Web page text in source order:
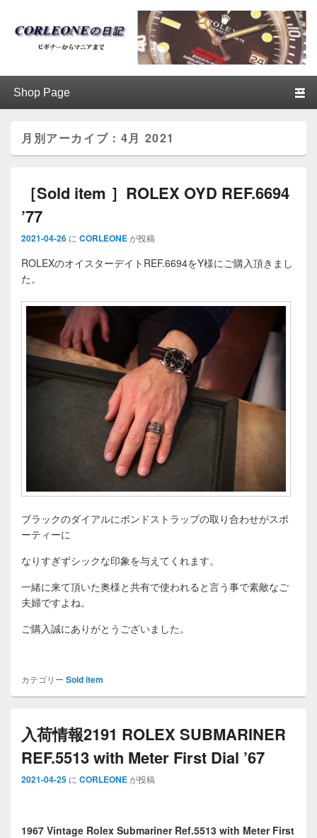
ブログ / アンティークロレックス
│CORLEONE
月別アーカイブ： 4月 2021
［Sold item ］ROLEX OYD REF.6694
’77
2021-04-26 に CORLEONEが投稿
ROLEXのオイスターデイトREF.6694をY様にご購入頂きまし
た。
ブラックのダイアルにボンドストラップの取り合わせがスポ
ーティーに
なりすぎずシックな印象を与えてくれます。
一緒に来て頂いた奥様と共有で使われると言う事で素敵なご
夫婦ですよね。
ご購入誠にありがとうございました。
カテゴリー Sold item
入荷情報2191 ROLEX SUBMARINER
REF.5513 with Meter First Dial ’67
2021-04-25 に CORLEONEが投稿
1967 Vintage Rolex Submariner Ref.5513 with Meter First